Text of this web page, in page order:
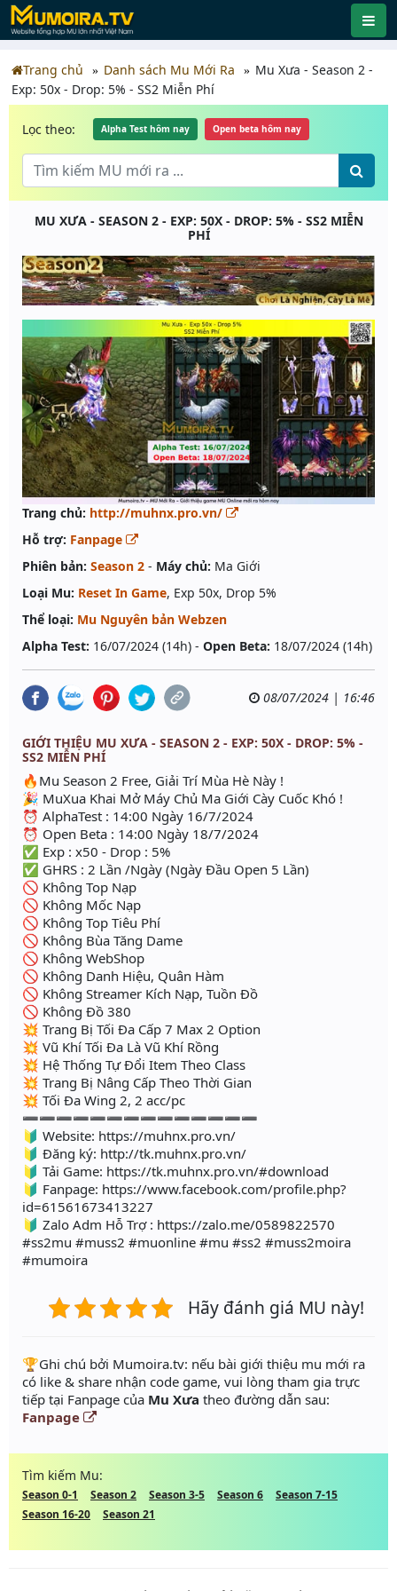
Trang chủ Danh sách Mu Mới Ra
Mu Xưa - Season 2 -
Exp: 50x - Drop: 5% - SS2 Miễn Phí
Lọc theo: Alpha Test hôm nay Open beta hôm nay
MU XƯA - SEASON 2 - EXP: 50X - DROP: 5% - SS2 MIỄN
PHÍ
Trang chủ: http://muhnx.pro.vn/
Hỗ trợ: Fanpage
Phiên bản: Season 2 - Máy chủ: Ma Giới
Loại Mu: Reset In Game, Exp 50x, Drop 5%
Thể loại: Mu Nguyên bản Webzen
Alpha Test: 16/07/2024 (14h) - Open Beta: 18/07/2024 (14h)
08/07/2024 | 16:46
GIỚI THIỆU MU XƯA - SEASON 2 - EXP: 50X - DROP: 5% -
SS2 MIỄN PHÍ
🔥Mu Season 2 Free, Giải Trí Mùa Hè Này !
🎉 MuXua Khai Mở Máy Chủ Ma Giới Cày Cuốc Khó !
⏰ AlphaTest : 14:00 Ngày 16/7/2024
⏰ Open Beta : 14:00 Ngày 18/7/2024
✅ Exp : x50 - Drop : 5%
✅ GHRS : 2 Lần /Ngày (Ngày Đầu Open 5 Lần)
🚫 Không Top Nạp
🚫 Không Mốc Nạp
🚫 Không Top Tiêu Phí
🚫 Không Bùa Tăng Dame
🚫 Không WebShop
🚫 Không Danh Hiệu, Quân Hàm
🚫 Không Streamer Kích Nạp, Tuồn Đồ
🚫 Không Đồ 380
💥 Trang Bị Tối Đa Cấp 7 Max 2 Option
💥 Vũ Khí Tối Đa Là Vũ Khí Rồng
💥 Hệ Thống Tự Đổi Item Theo Class
💥 Trang Bị Nâng Cấp Theo Thời Gian
💥 Tối Đa Wing 2, 2 acc/pc
➖➖➖➖➖➖➖➖➖➖➖➖➖➖
🔰 Website: https://muhnx.pro.vn/
🔰 Đăng ký: http://tk.muhnx.pro.vn/
🔰 Tải Game: https://tk.muhnx.pro.vn/#download
🔰 Fanpage: https://www.facebook.com/profile.php?
id=61561673413227
🔰 Zalo Adm Hỗ Trợ : https://zalo.me/0589822570
#ss2mu #muss2 #muonline #mu #ss2 #muss2moira
#mumoira
Hãy đánh giá MU này!
️🏆Ghi chú bởi Mumoira.tv: nếu bài giới thiệu mu mới ra
có like & share nhận code game, vui lòng tham gia trực
tiếp tại Fanpage của Mu Xưa theo đường dẫn sau:
Fanpage
Tìm kiếm Mu:
Season 0-1 Season 2 Season 3-5 Season 6
Season 7-15
Season 16-20
Season 21